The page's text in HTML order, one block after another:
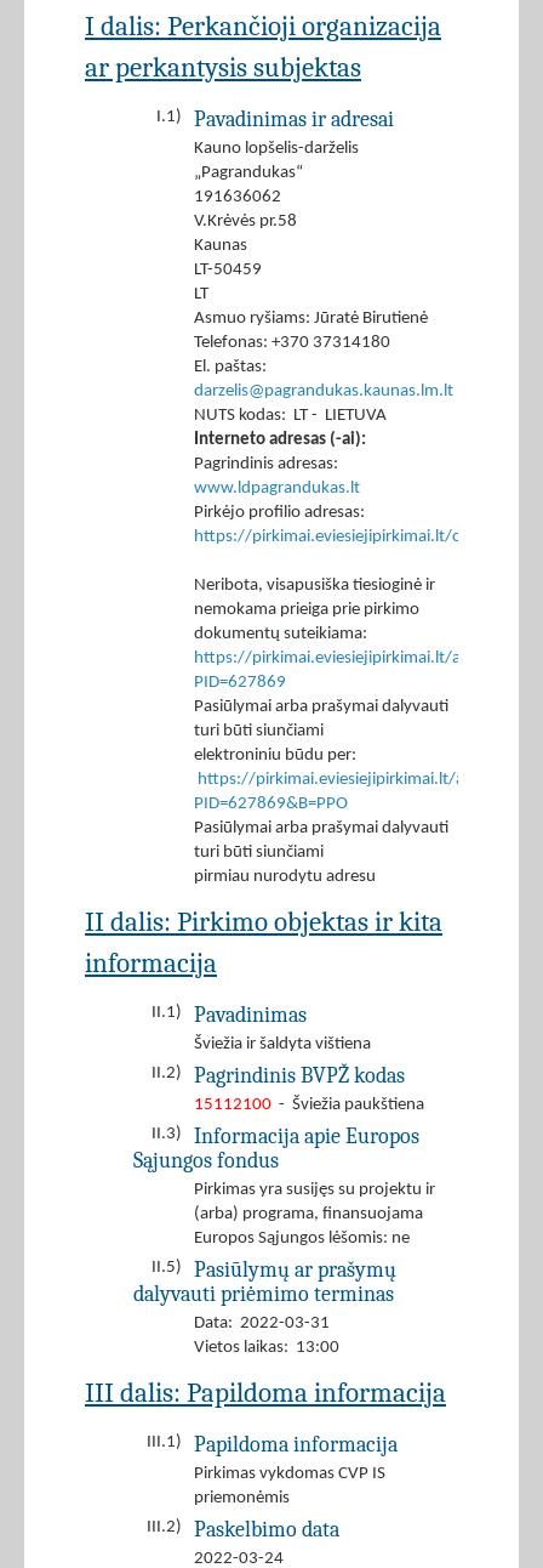
I dalis: Perkančioji organizacija
ar perkantysis subjektas
I.1) Pavadinimas ir adresai
Kauno lopšelis-darželis
„Pagrandukas“
191636062
V.Krėvės pr.58
Kaunas
LT-50459
LT
Asmuo ryšiams: Jūratė Birutienė
Telefonas: +370 37314180
El. paštas:
darzelis@pagrandukas.kaunas.lm.lt
NUTS kodas: LT - LIETUVA
Interneto adresas (-ai):
Pagrindinis adresas:
www.ldpagrandukas.lt
Pirkėjo profilio adresas:
https://pirkimai.eviesiejipirkimai.lt/ctm/
Neribota, visapusiška tiesioginė ir
nemokama prieiga prie pirkimo
dokumentų suteikiama:
https://pirkimai.eviesiejipirkimai.lt/app/rfq/
PID=627869
Pasiūlymai arba prašymai dalyvauti
turi būti siunčiami
elektroniniu būdu per:
https://pirkimai.eviesiejipirkimai.lt/app/rfq/
PID=627869&B=PPO
Pasiūlymai arba prašymai dalyvauti
turi būti siunčiami
pirmiau nurodytu adresu
II dalis: Pirkimo objektas ir kita
informacija
II.1) Pavadinimas
Šviežia ir šaldyta vištiena
II.2)
Pagrindinis BVPŽ kodas
15112100 - Šviežia paukštiena
II.3)
Informacija apie Europos
Sąjungos fondus
Pirkimas yra susijęs su projektu ir
(arba) programa, finansuojama
Europos Sąjungos lėšomis: ne
II.5)
Pasiūlymų ar prašymų
dalyvauti priėmimo terminas
Data: 2022-03-31
Vietos laikas: 13:00
III dalis: Papildoma informacija
III.1) Papildoma informacija
Pirkimas vykdomas CVP IS
priemonėmis
III.2)
Paskelbimo data
2022-03-24